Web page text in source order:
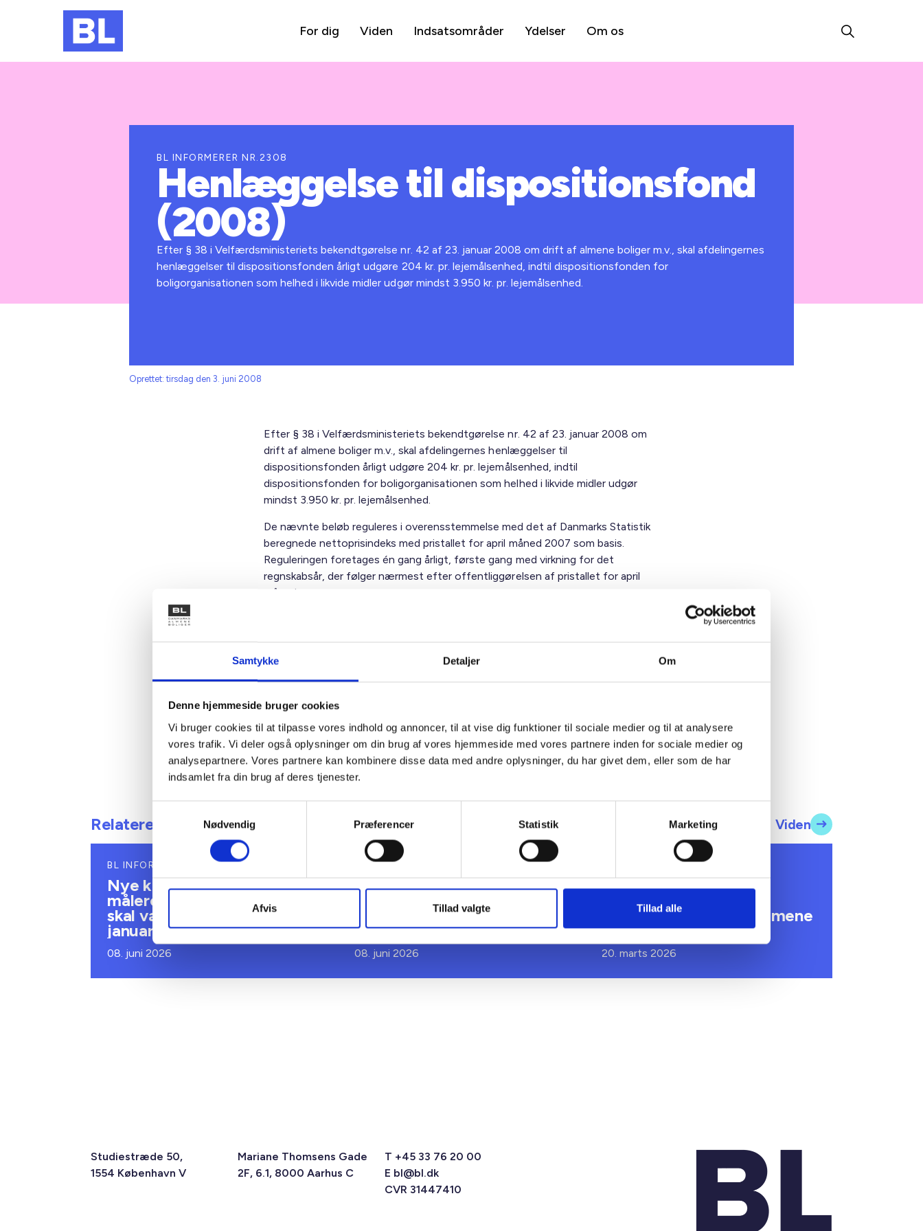
Samtykke Detaljer Om
Denne hjemmeside bruger cookies
Vi bruger cookies til at tilpasse vores indhold og annoncer, til at vise dig funktioner til sociale medier og til at analysere
vores trafik. Vi deler også oplysninger om din brug af vores hjemmeside med vores partnere inden for sociale medier og
analysepartnere. Vores partnere kan kombinere disse data med andre oplysninger, du har givet dem, eller som de har
indsamlet fra din brug af deres tjenester.
Nødvendig
Præferencer Statistik Marketing
Afvis Tillad valgte Tillad alle
For dig Viden Indsatsområder Ydelser Om os
BL INFORMERER NR.2308
Henlæggelse til dispositionsfond
(2008)
Efter § 38 i Velfærdsministeriets bekendtgørelse nr. 42 af 23. januar 2008 om drift af almene boliger m.v., skal afdelingernes
henlæggelser til dispositionsfonden årligt udgøre 204 kr. pr. lejemålsenhed, indtil dispositionsfonden for
boligorganisationen som helhed i likvide midler udgør mindst 3.950 kr. pr. lejemålsenhed.
Oprettet: tirsdag den 3. juni 2008
Efter § 38 i Velfærdsministeriets bekendtgørelse nr. 42 af 23. januar 2008 om
drift af almene boliger m.v., skal afdelingernes henlæggelser til
dispositionsfonden årligt udgøre 204 kr. pr. lejemålsenhed, indtil
dispositionsfonden for boligorganisationen som helhed i likvide midler udgør
mindst 3.950 kr. pr. lejemålsenhed.
De nævnte beløb reguleres i overensstemmelse med det af Danmarks Statistik
beregnede nettoprisindeks med pristallet for april måned 2007 som basis.
Reguleringen foretages én gang årligt, første gang med virkning for det
regnskabsår, der følger nærmest efter offentliggørelsen af pristallet for april
måned.
lejemålsenhed.
Gert Nielsen / Keld Adsbøl
Relateret indhold Viden
BL INFORMERER
Nye krav om fjernaflæste
målere – alle ejendomme
skal være klar senest 1.
januar 2027
08. juni 2026
BL INFORMERER
Ansvar for nødforsyning i
plejeboliger ved
forsyningssvigt
08. juni 2026
BL INFORMERER
Sundhedsreformens
konsekvenser for
kommunale lejemål i almene
ældre- og plejeboliger
20. marts 2026
Studiestræde 50,
1554 København V
Mariane Thomsens Gade
2F, 6.1, 8000 Aarhus C
T +45 33 76 20 00
E bl@bl.dk
CVR 31447410